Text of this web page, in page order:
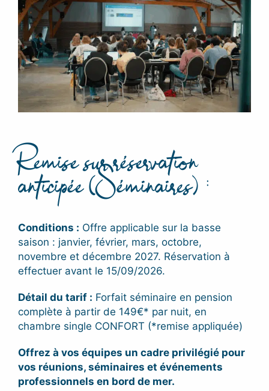
Remise sur réservation
anticipée (Séminaires) :
Conditions : Offre applicable sur la basse
saison : janvier, février, mars, octobre,
novembre et décembre 2027. Réservation à
effectuer avant le 15/09/2026.
Détail du tarif : Forfait séminaire en pension
complète à partir de 149€* par nuit, en
chambre single CONFORT (*remise appliquée)
Offrez à vos équipes un cadre privilégié pour
vos réunions, séminaires et événements
professionnels en bord de mer.